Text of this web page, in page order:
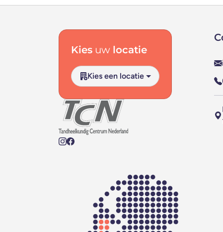
Kies uw locatie
Kies een locatie